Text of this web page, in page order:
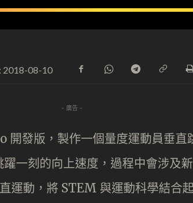
2018-08-10
- 廣告 -
開發版，製作一個量度運動員垂
一刻的向上速度，過程中會涉及
運動，將 STEM 與運動科學結合起